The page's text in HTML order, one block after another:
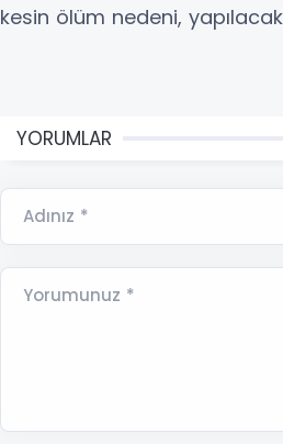
kesin ölüm nedeni, yapılacak
YORUMLAR
Adınız *
Yorumunuz *